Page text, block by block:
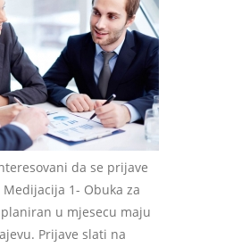
da se prijave
1- Obuka za
u mjesecu maju
Prijave slati na